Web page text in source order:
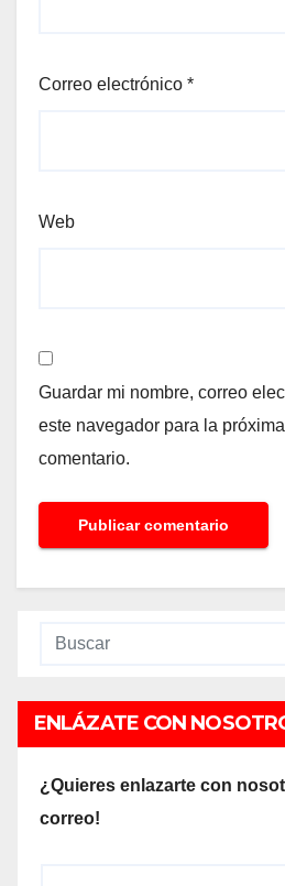
Correo electrónico *
Web
Guardar mi nombre, correo
este navegador para la
comentario.
ENLÁZATE CON
¿Quieres enlazarte con
correo!